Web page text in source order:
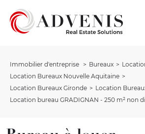
Immobilier d'entreprise Bureaux
Location Bureaux Nouvelle Aquitaine
Location Bureaux Gironde
Location
Location bureau GRADIGNAN - 250 m² non